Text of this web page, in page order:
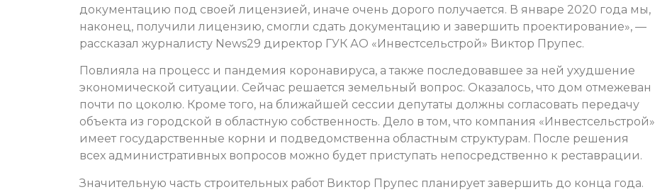
документацию под своей лицензией, иначе очень дорого получается. В январе 2020 года мы,
наконец, получили лицензию, смогли сдать документацию и завершить проектирование», —
рассказал журналисту News29 директор ГУК АО «Инвестсельстрой» Виктор Прупес.
Повлияла на процесс и пандемия коронавируса, а также последовавшее за ней ухудшение
экономической ситуации. Сейчас решается земельный вопрос. Оказалось, что дом отмежеван
почти по цоколю. Кроме того, на ближайшей сессии депутаты должны согласовать передачу
объекта из городской в областную собственность. Дело в том, что компания «Инвестсельстрой»
имеет государственные корни и подведомственна областным структурам. После решения
всех административных вопросов можно будет приступать непосредственно к реставрации.
Значительную часть строительных работ Виктор Прупес планирует завершить до конца года.